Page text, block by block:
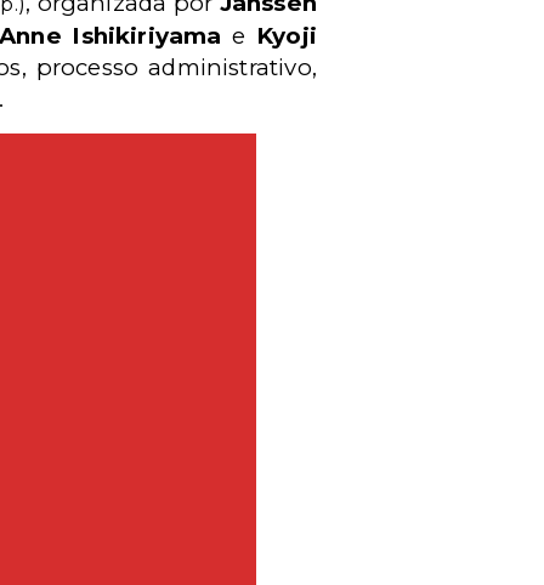
Ishikiriyama e Kyoji
processo administrativo,